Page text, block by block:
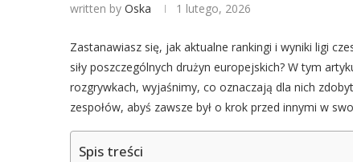
written by Oska 1 lutego, 2026
Zastanawiasz się, jak aktualne rankingi i wyniki ligi
siły poszczególnych drużyn europejskich? W tym
rozgrywkach, wyjaśnimy, co oznaczają dla nich
zespołów, abyś zawsze był o krok przed innymi w
Spis treści